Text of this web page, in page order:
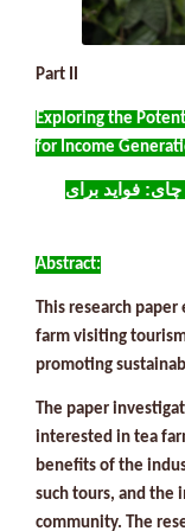
Part II
Exploring the
for Income
فواید برای
:Abstract
This research
farm visiting
promoting
The paper
interested in tea
benefits of the
such tours, and the
community. The